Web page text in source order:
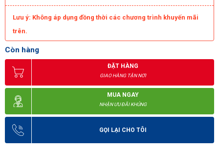
Máy xịt rửa xe gia đình IPC PW-C04 tại Hoàng Liên
Lưu ý: Không áp dụng đồng thời các chương trình khuyến mãi
trên.
Còn hàng
ĐẶT HÀNG
GIAO HÀNG TẬN NƠI
MUA NGAY
NHẬN ƯU ĐÃI KHỦNG
GỌI LẠI CHO TÔI